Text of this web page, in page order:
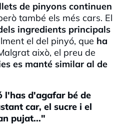
de pinyons continuen
també els més cars. El
ingredients principals
el del pinyó, que ha
això, el preu de
es manté similar al de
l'has d'agafar bé de
car, el sucre i el
pujat..."